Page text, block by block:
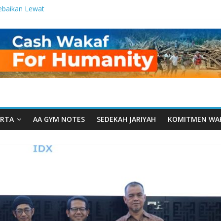
Lewat
Manfaat
dari Serua:
Yayasan
Daarut Tauhiid
Ketika
AA GYM NOTES SEDEKAH JARIYAH KOMITMEN